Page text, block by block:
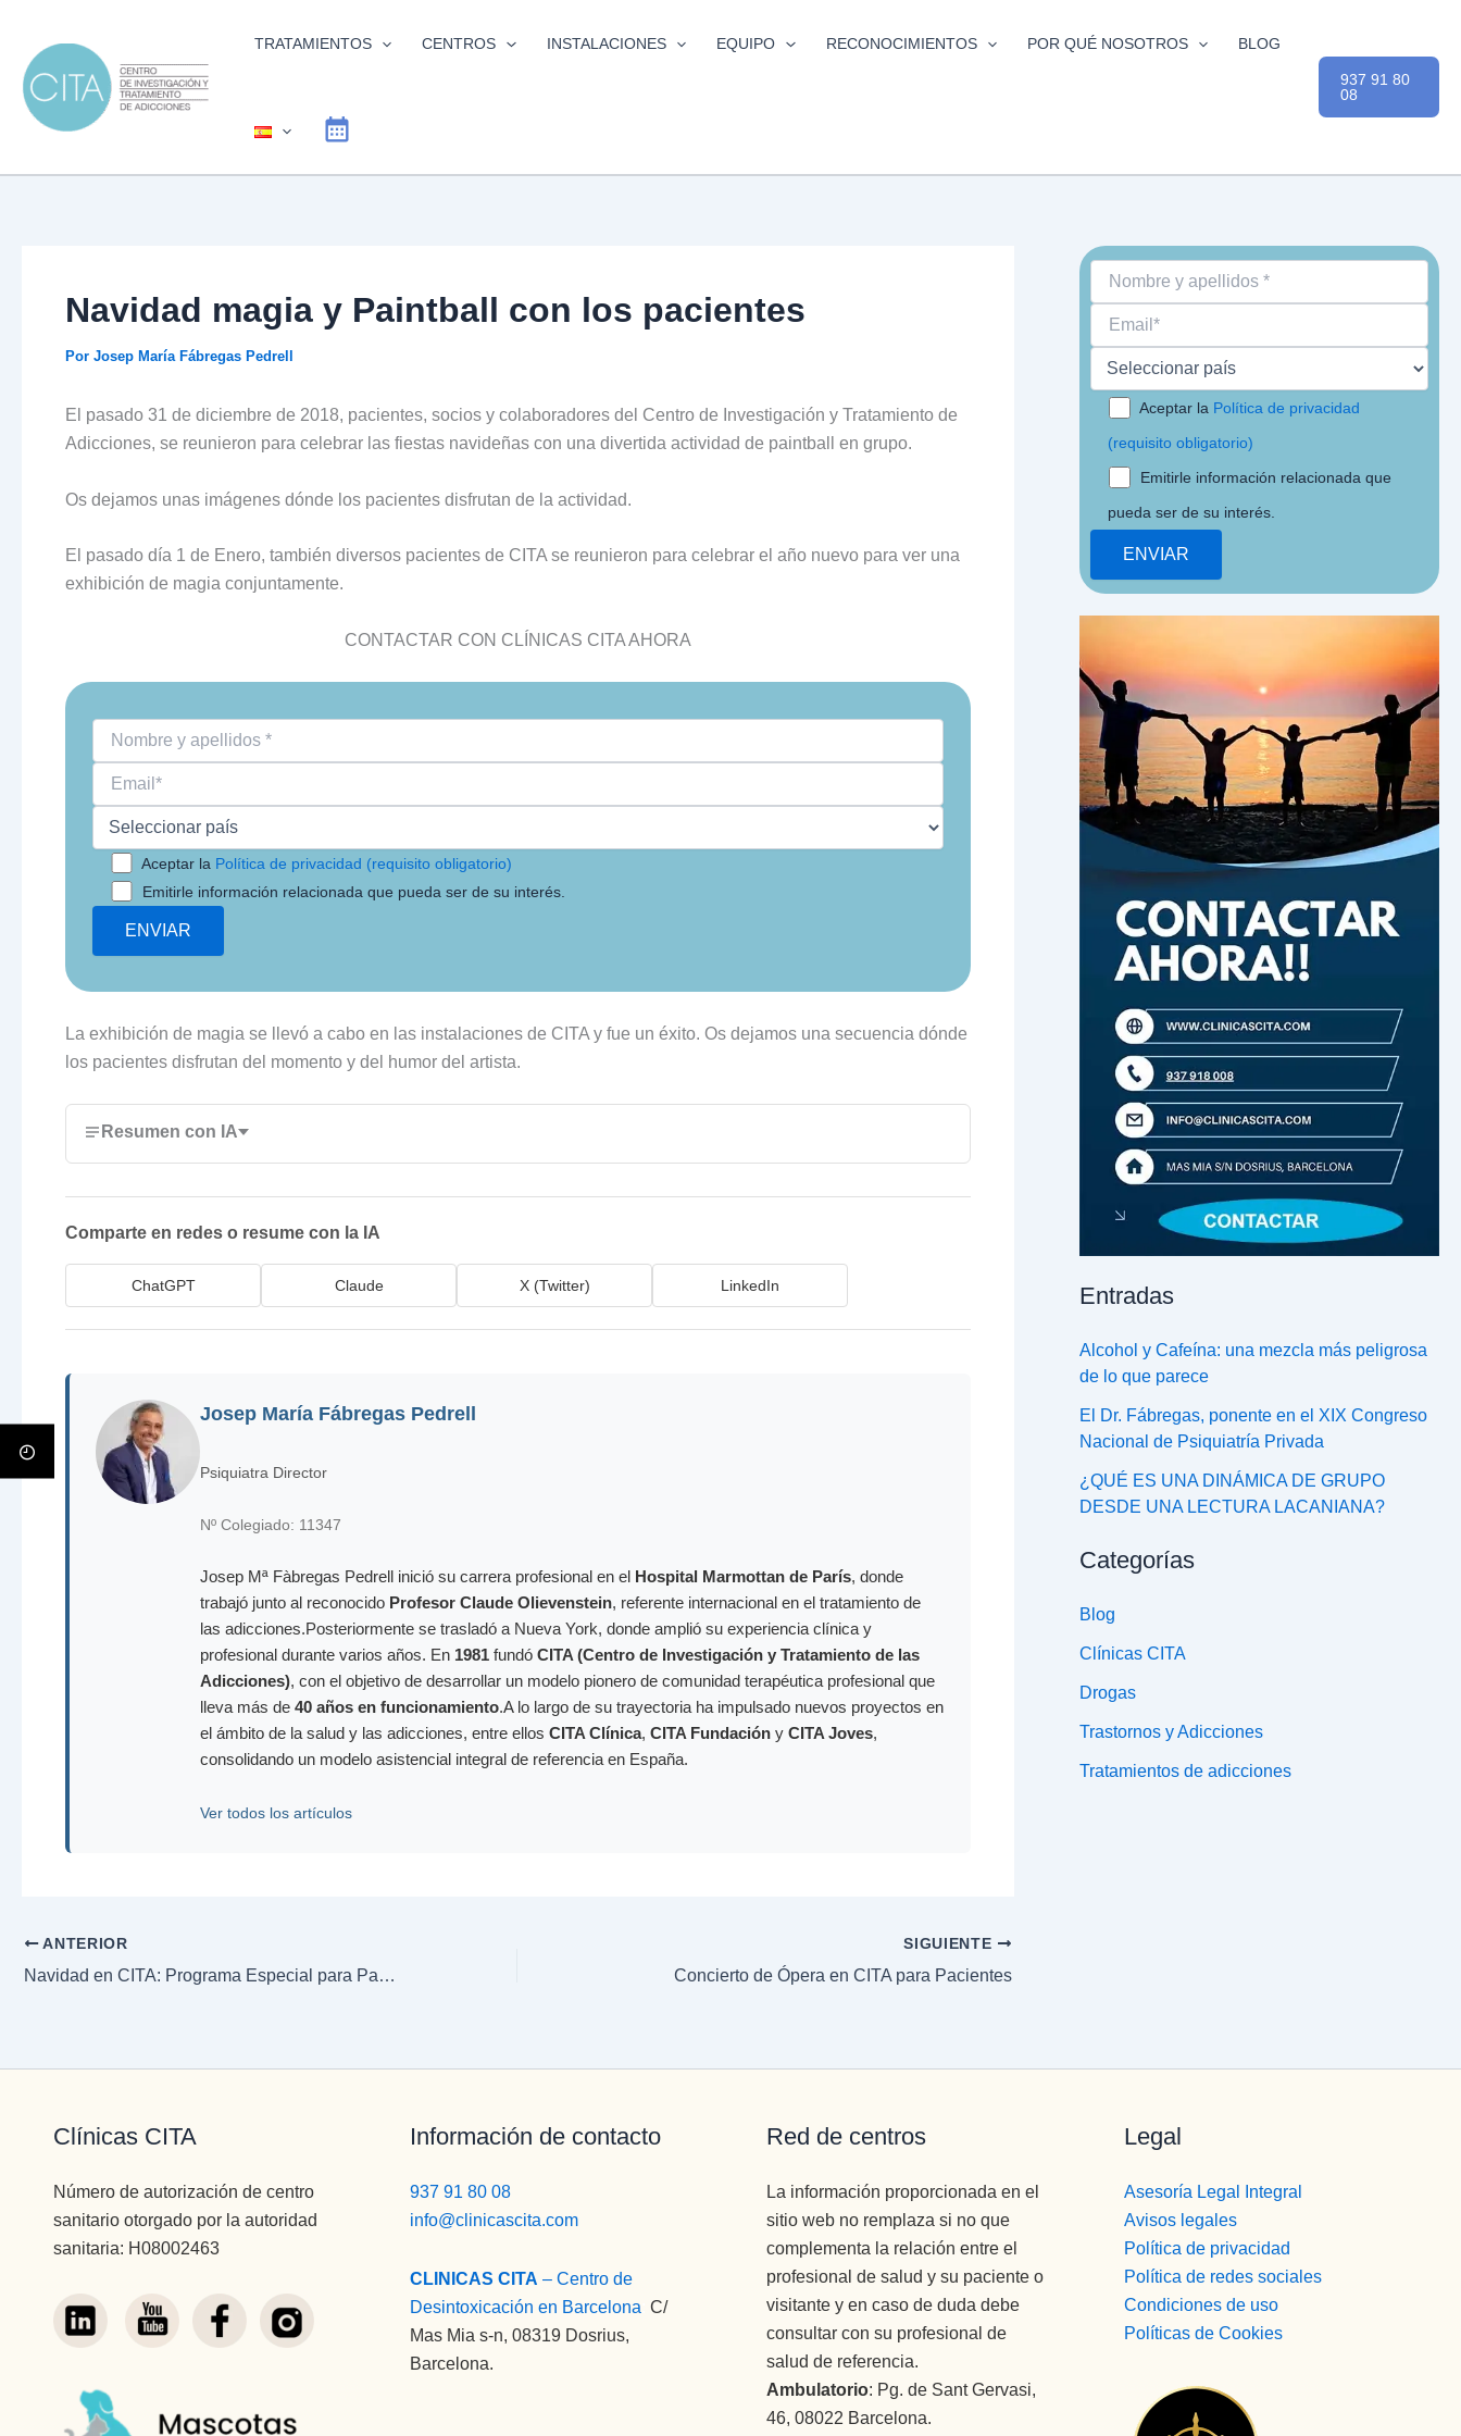
contenido
TRATAMIENTOS CENTROS INSTALACIONES EQUIPO RECONOCIMIENTOS POR QUÉ NOSOTROS BLOG
937 91 80
08
Navidad magia y Paintball con los pacientes
Por Josep María Fábregas Pedrell
El pasado 31 de diciembre de 2018, pacientes, socios y colaboradores del Centro de Investigación y Tratamiento de
Adicciones, se reunieron para celebrar las fiestas navideñas con una divertida actividad de paintball en grupo.
Os dejamos unas imágenes dónde los pacientes disfrutan de la actividad.
El pasado día 1 de Enero, también diversos pacientes de CITA se reunieron para celebrar el año nuevo para ver una
exhibición de magia conjuntamente.
CONTACTAR CON CLÍNICAS CITA AHORA
Aceptar la Política de privacidad (requisito obligatorio)
Emitirle información relacionada que pueda ser de su interés.
La exhibición de magia se llevó a cabo en las instalaciones de CITA y fue un éxito. Os dejamos una secuencia dónde
los pacientes disfrutan del momento y del humor del artista.
Resumen con IA
Comparte en redes o resume con la IA
ChatGPT Claude X (Twitter) LinkedIn
Josep María Fábregas Pedrell
Psiquiatra Director
Nº Colegiado: 11347
Josep Mª Fàbregas Pedrell inició su carrera profesional en el Hospital Marmottan de París, donde
trabajó junto al reconocido Profesor Claude Olievenstein, referente internacional en el tratamiento de
las adicciones.Posteriormente se trasladó a Nueva York, donde amplió su experiencia clínica y
profesional durante varios años. En 1981 fundó CITA (Centro de Investigación y Tratamiento de las
Adicciones), con el objetivo de desarrollar un modelo pionero de comunidad terapéutica profesional que
lleva más de 40 años en funcionamiento.A lo largo de su trayectoria ha impulsado nuevos proyectos en
el ámbito de la salud y las adicciones, entre ellos CITA Clínica, CITA Fundación y CITA Joves,
consolidando un modelo asistencial integral de referencia en España.
Ver todos los artículos
ANTERIOR
Navidad en CITA: Programa Especial para Pacientes
SIGUIENTE
Concierto de Ópera en CITA para Pacientes
Aceptar la Política de privacidad
(requisito obligatorio)
Emitirle información relacionada que
pueda ser de su interés.
Entradas
Alcohol y Cafeína: una mezcla más peligrosa
de lo que parece
El Dr. Fábregas, ponente en el XIX Congreso
Nacional de Psiquiatría Privada
¿QUÉ ES UNA DINÁMICA DE GRUPO
DESDE UNA LECTURA LACANIANA?
Categorías
Blog
Clínicas CITA
Drogas
Trastornos y Adicciones
Tratamientos de adicciones
Clínicas CITA
Número de autorización de centro
sanitario otorgado por la autoridad
sanitaria: H08002463
Información de contacto
937 91 80 08
info@clinicascita.com
CLINICAS CITA – Centro de
Desintoxicación en Barcelona C/
Mas Mia s-n, 08319 Dosrius,
Barcelona.
Red de centros
La información proporcionada en el
sitio web no remplaza si no que
complementa la relación entre el
profesional de salud y su paciente o
visitante y en caso de duda debe
consultar con su profesional de
salud de referencia.
Ambulatorio: Pg. de Sant Gervasi,
46, 08022 Barcelona.
Legal
Asesoría Legal Integral
Avisos legales
Política de privacidad
Política de redes sociales
Condiciones de uso
Políticas de Cookies